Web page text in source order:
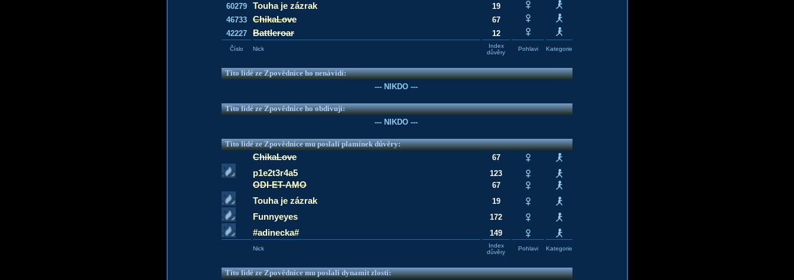
60279
Touha je zázrak
19
46733
ChikaLove
67
42227
Battleroar 12
Číslo Nick
Index
důvěry
Pohlavi Kategorie
Tito lidé ze Zpovědnice ho nenávidí:
--- NIKDO ---
Tito lidé ze Zpovědnice ho obdivují:
--- NIKDO ---
Tito lidé ze Zpovědnice mu poslali plamínek důvěry:
ChikaLove 67
p1e2t3r4a5 123
ODI-ET-AMO 67
Touha je zázrak 19
Funnyeyes 172
#adinecka# 149
Nick
Index
důvěry
Pohlavi Kategorie
Tito lidé ze Zpovědnice mu poslali dynamit zlosti: